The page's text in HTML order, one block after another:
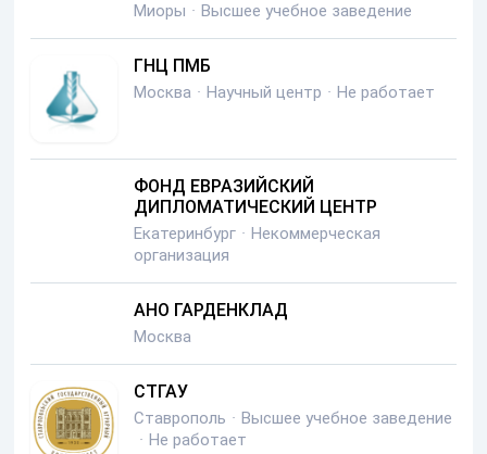
Миоры · Высшее учебное заведение
ГНЦ ПМБ
Москва · Научный центр · Не работает
ФОНД ЕВРАЗИЙСКИЙ
ДИПЛОМАТИЧЕСКИЙ ЦЕНТР
Екатеринбург · Некоммерческая
организация
АНО ГАРДЕНКЛАД
Москва
СТГАУ
Ставрополь · Высшее учебное заведение
· Не работает